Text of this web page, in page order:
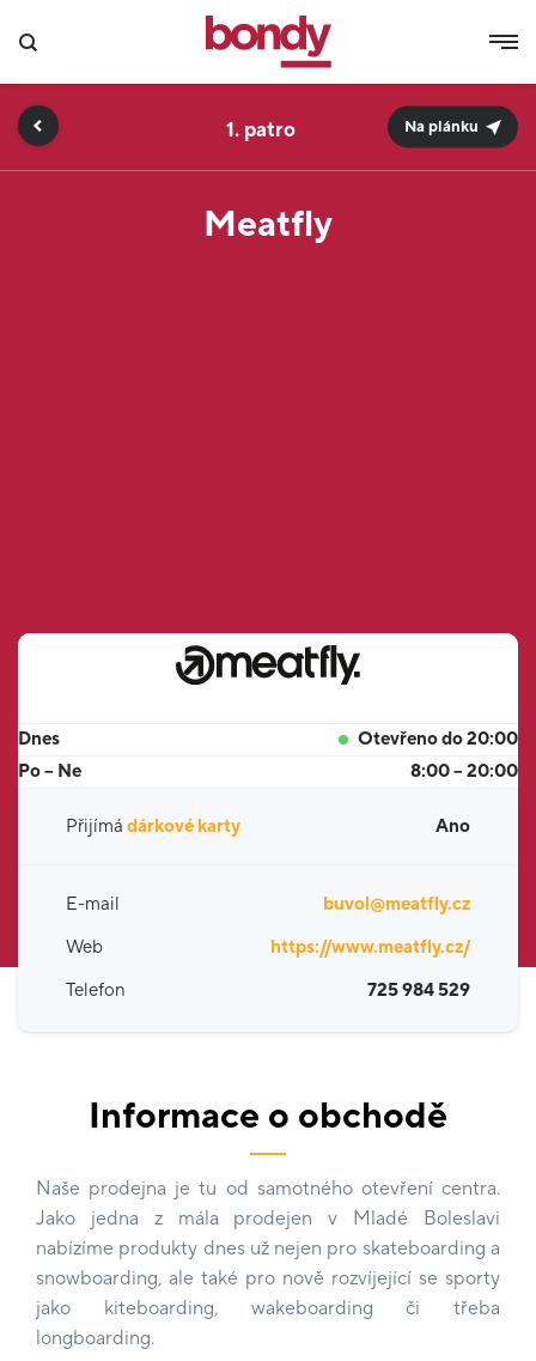
Meatfly
1. Na plánku
Dnes
Otevřeno do 20:00
Po – Ne
8:00 – 20:00
Přijímá dárkové karty Ano
E-mail
buvol@meatfly.cz
Web
https://www.meatfly.cz/
Telefon
725 984 529
Informace o obchodě
Naše prodejna je tu od samotného otevření centra.
Jako jedna z mála prodejen v Mladé Boleslavi
nabízíme produkty dnes už nejen pro skateboarding a
snowboarding, ale také pro nově rozvíjející se sporty
jako kiteboarding, wakeboarding či třeba
longboarding.